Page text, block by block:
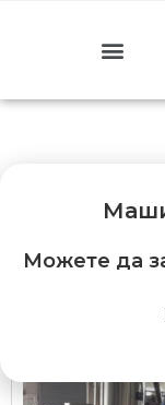
Default sorting
Можете да